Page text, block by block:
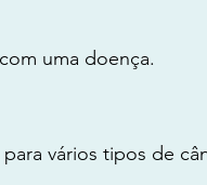
uma doença.
vários tipos de